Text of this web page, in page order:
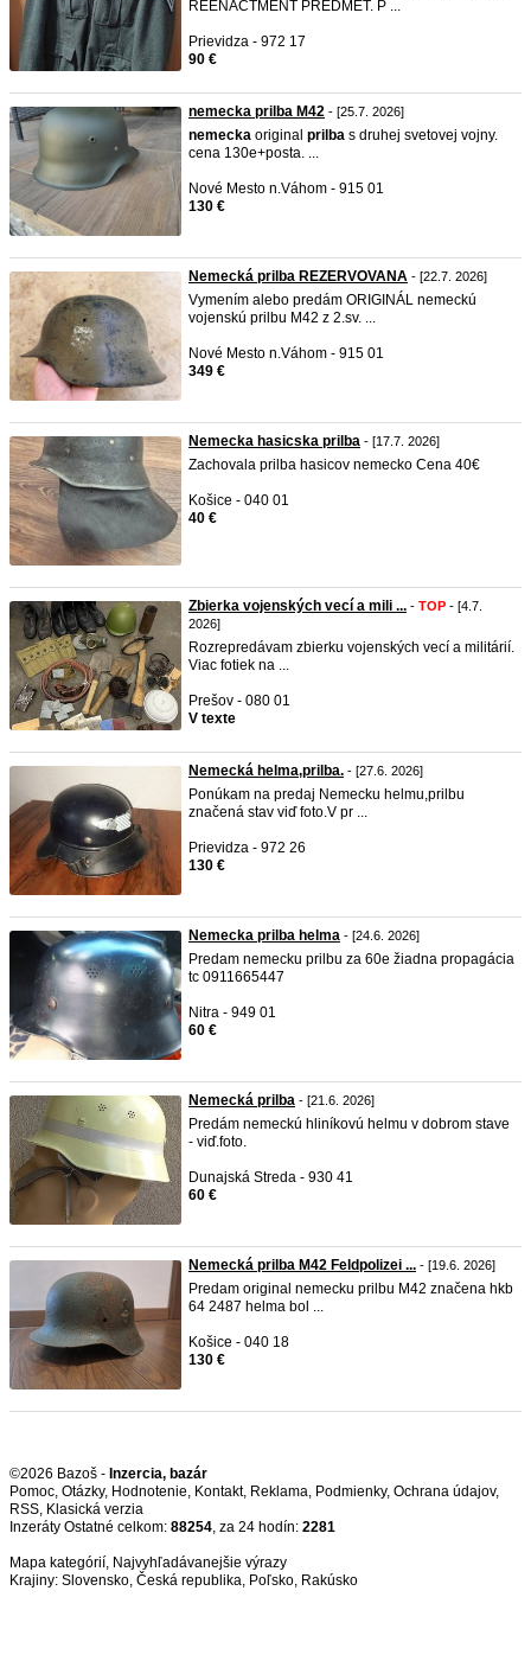
REENACTMENT PREDMET. P ...
Prievidza - 972 17
90 €
nemecka prilba M42 - [25.7. 2026]
nemecka original prilba s druhej svetovej vojny.
cena 130e+posta. ...
Nové Mesto n.Váhom - 915 01
130 €
Nemecká prilba REZERVOVANA - [22.7. 2026]
Vymením alebo predám ORIGINÁL nemeckú
vojenskú prilbu M42 z 2.sv. ...
Nové Mesto n.Váhom - 915 01
349 €
Nemecka hasicska prilba - [17.7. 2026]
Zachovala prilba hasicov nemecko Cena 40€
Košice - 040 01
40 €
Zbierka vojenských vecí a mili ... - TOP - [4.7.
2026]
Rozrepredávam zbierku vojenských vecí a militárií.
Viac fotiek na ...
Prešov - 080 01
V texte
Nemecká helma,prilba. - [27.6. 2026]
Ponúkam na predaj Nemecku helmu,prilbu
značená stav viď foto.V pr ...
Prievidza - 972 26
130 €
Nemecka prilba helma - [24.6. 2026]
Predam nemecku prilbu za 60e žiadna propagácia
tc 0911665447
Nitra - 949 01
60 €
Nemecká prilba - [21.6. 2026]
Predám nemeckú hliníkovú helmu v dobrom stave
- viď.foto.
Dunajská Streda - 930 41
60 €
Nemecká prilba M42 Feldpolizei ... - [19.6. 2026]
Predam original nemecku prilbu M42 značena hkb
64 2487 helma bol ...
Košice - 040 18
130 €
©2026 Bazoš - Inzercia, bazár
Pomoc, Otázky, Hodnotenie, Kontakt, Reklama, Podmienky, Ochrana údajov,
RSS,
Inzeráty Ostatné celkom: 88254, za 24 hodín: 2281
Mapa kategórií, Najvyhľadávanejšie výrazy
Krajiny: Slovensko, Česká republika, Poľsko, Rakúsko